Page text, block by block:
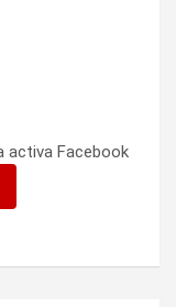
activa Facebook